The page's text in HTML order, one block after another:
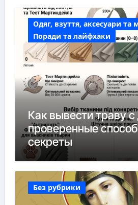
Одяг, взуття, аксесуари та
Поради та лайфхаки
Как вывести траву
проверенные
секреты
Без рубрики